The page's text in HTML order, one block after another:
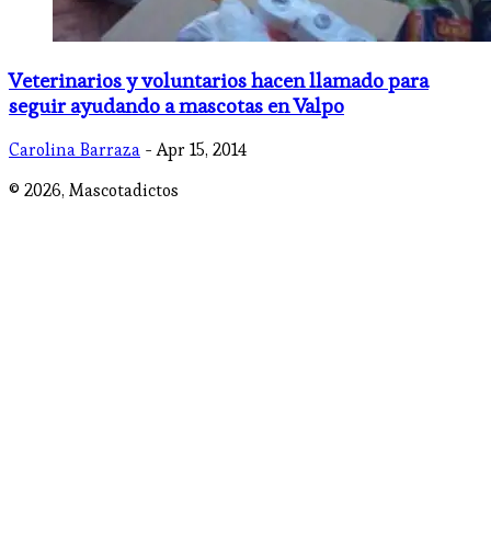
Veterinarios y voluntarios hacen llamado para
seguir ayudando a mascotas en Valpo
Carolina Barraza - Apr 15, 2014
© 2026, Mascotadictos